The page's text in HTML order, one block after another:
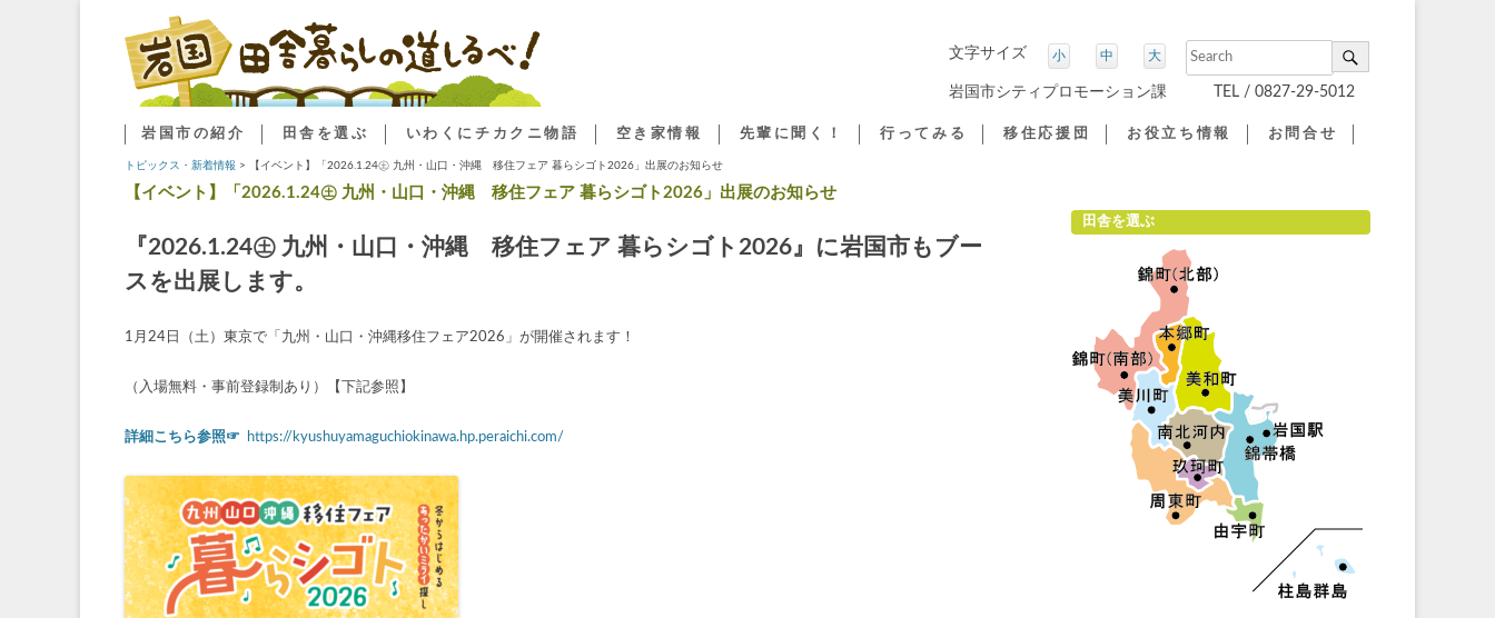
文字サイズ 小 中 大
岩国市シティプロモーション課 TEL / 0827-29-5012
へ
ス
プ
岩国市の紹介 田舎を選ぶ いわくにチカクニ物語 空き家情報
空き家情報登録制度
空き家情報
先輩に聞く！ 行ってみる 移住応援団 お役立ち情報
UJIターンパンフレット
お試し住宅体験【北河内】
お問合せ
トピックス・新着情報 > 【イベント】「2026.1.24㊏ 九州・山口・沖縄 移住フェア 暮らシゴト2026」出展のお知らせ
【イベント】「2026.1.24㊏ 九州・山口・沖縄 移住フェア 暮らシゴト2026」出展のお知らせ
『2026.1.24㊏ 九州・山口・沖縄 移住フェア 暮らシゴト2026』に岩国市もブー
スを出展します。
1月24日（土）東京で「九州・山口・沖縄移住フェア2026」が開催されます！
（入場無料・事前登録制あり）【下記参照】
詳細こちら参照☞ https://kyushuyamaguchiokinawa.hp.peraichi.com/
田舎を選ぶ